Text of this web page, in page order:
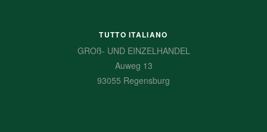
TUTTO ITALIANO
GROß- UND EINZELHANDEL
Auweg 13
93055 Regensburg